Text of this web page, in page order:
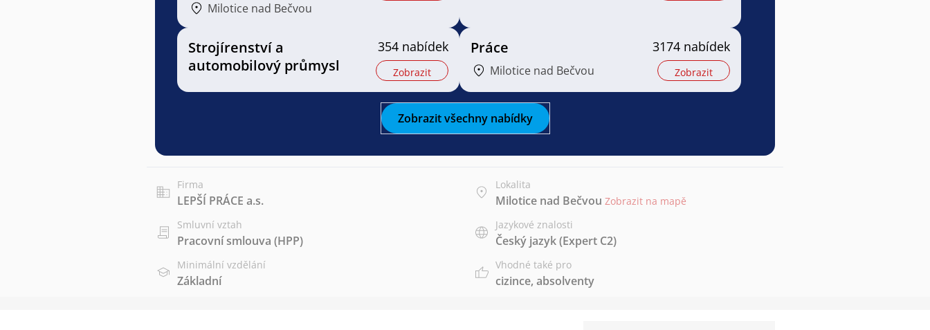
Milotice nad Bečvou
Strojírenství a
automobilový průmysl
354 nabídek
Zobrazit
Práce
Milotice nad Bečvou
3174 nabídek
Zobrazit
Zobrazit všechny nabídky
Firma
LEPŠÍ PRÁCE a.s.
Lokalita
Milotice nad Bečvou Zobrazit na mapě
Smluvní vztah
Pracovní smlouva (HPP)
Jazykové znalosti
Český jazyk(Expert C2)
Minimální vzdělání
Základní
Vhodné také pro
cizince, absolventy